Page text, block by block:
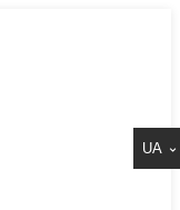
UA